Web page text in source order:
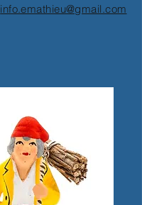
info.emathieu@gmail.com